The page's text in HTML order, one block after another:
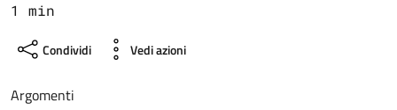
1 min
Condividi Vedi azioni
Argomenti